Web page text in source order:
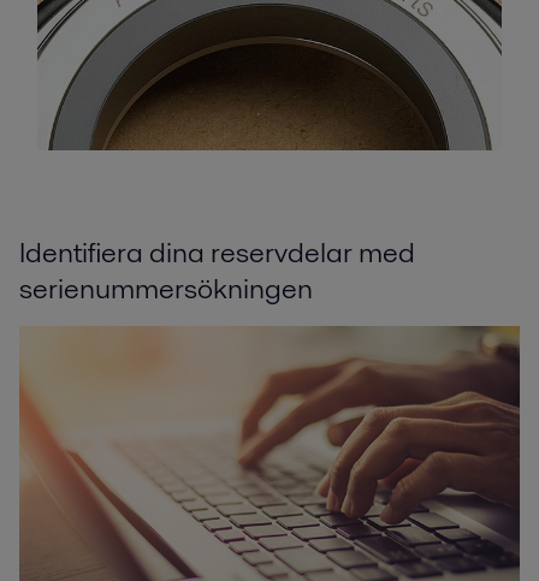
Identifiera dina reservdelar med
serienummersökningen